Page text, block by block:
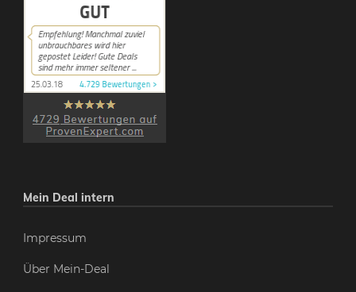
Mein Deal intern
Impressum
Über Mein-Deal